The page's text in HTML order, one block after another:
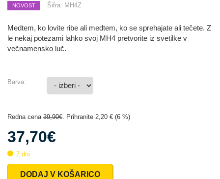
NOVOST Šifra: MH4Z
Medtem, ko lovite ribe ali medtem, ko se sprehajate ali tečete. Z
le nekaj potezami lahko svoj MH4 pretvorite iz svetilke v
večnamensko luč.
Barva:
Redna cena 39,90€ . Prihranite 2,20 € (6 %)
37,70€
7 dni
DODAJ V KOŠARICO